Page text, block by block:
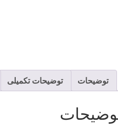
توضیحات توضیحات تکمیلی